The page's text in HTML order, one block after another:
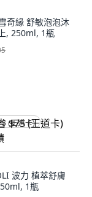
奇緣 舒敏泡泡沐
, 250ml, 1瓶
(王道卡)
波力 植萃舒膚
1瓶